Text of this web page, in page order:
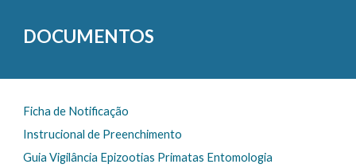
DOCUMENTOS
Ficha de Notificação
Instrucional de Preenchimento
Guia Vigilância Epizootias Primatas Entomologia